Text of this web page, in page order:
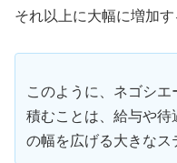
それ以上に大幅に増加す
このように、ネゴシ
積むことは、給与や待
の幅を広げる大きなス